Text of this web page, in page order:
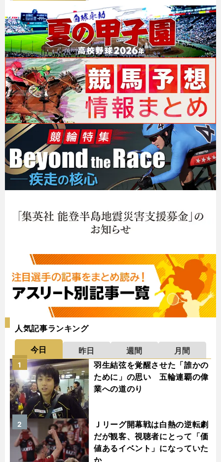
人気記事ランキング
今日 昨日 週間
月間
羽生結弦を覚醒させた「誰かの
ために」の思い 五輪連覇の偉
業への道のり
1
Ｊリーグ開幕戦は白熱の逆転劇
だが観客、視聴者にとって「価
値あるイベント」になっていた
2